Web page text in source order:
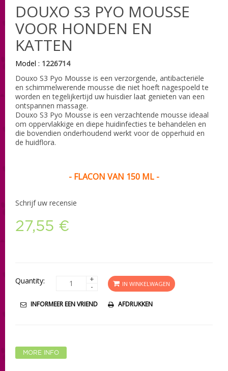
DOUXO S3 PYO MOUSSE
VOOR HONDEN EN
KATTEN
Model : 1226714
Douxo S3 Pyo Mousse is een verzorgende, antibacteriële
en schimmelwerende mousse die niet hoeft nagespoeld te
worden en tegelijkertijd uw huisdier laat genieten van een
ontspannen massage.
Douxo S3 Pyo Mousse is een verzachtende mousse ideaal
om oppervlakkige en diepe huidinfecties te behandelen en
die bovendien onderhoudend werkt voor de opperhuid en
de huidflora.
- FLACON VAN 150 ML -
Schrijf uw recensie
27,55 €
Quantity: +
- IN WINKELWAGEN
INFORMEER EEN VRIEND AFDRUKKEN
MORE INFO